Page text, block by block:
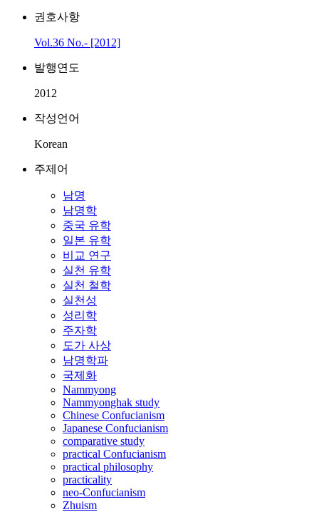
권호사항
Vol.36 No.- [2012]
발행연도
2012
작성언어
Korean
주제어
남명
남명학
중국 유학
일본 유학
비교 연구
실천 유학
실천 철학
실천성
성리학
주자학
도가 사상
남명학파
국제화
Nammyong
Nammyonghak study
Chinese Confucianism
Japanese Confucianism
comparative study
practical Confucianism
practical philosophy
practicality
neo-Confucianism
Zhuism